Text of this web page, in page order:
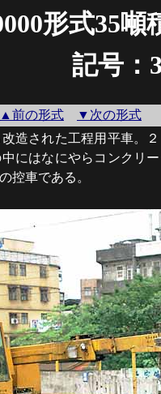
形式35噸
記号：
▲前の形式
▼次の形式
造された工程用平車。
にはなにやらコンクリ
控車である。